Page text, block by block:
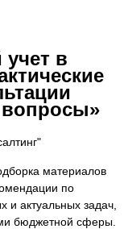
учет в
вопросы»
материалов
по
актуальных задач,
бюджетной сферы.